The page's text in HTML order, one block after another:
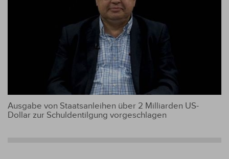
Ausgabe von Staatsanleihen über 2 Milliarden US-
Dollar zur Schuldentilgung vorgeschlagen